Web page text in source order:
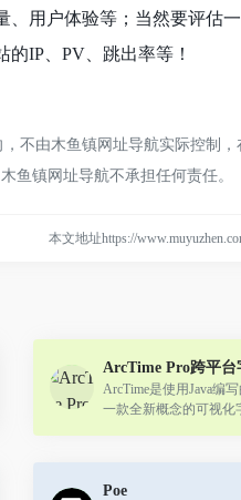
用户体验等；当然要评估
IP、PV、跳出率等！
不由木鱼镇网址导航实际控制，
鱼镇网址导航不承担任何责任。
本文地址https://
ArcTime Pro跨平台
ArcTime是使用Java编
一款全新概念的可视化
Poe